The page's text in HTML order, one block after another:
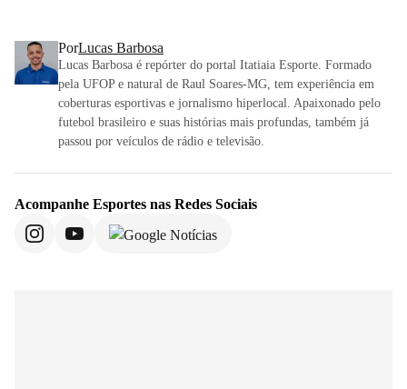
PorLucas Barbosa
Lucas Barbosa é repórter do portal Itatiaia Esporte. Formado
pela UFOP e natural de Raul Soares-MG, tem experiência em
coberturas esportivas e jornalismo hiperlocal. Apaixonado pelo
futebol brasileiro e suas histórias mais profundas, também já
passou por veículos de rádio e televisão.
Acompanhe Esportes nas Redes Sociais